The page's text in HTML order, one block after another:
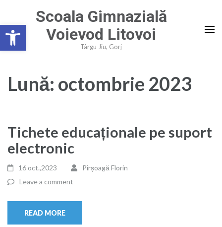
Deschide bara de unelte
content
(Press
Scoala Gimnazială
Voievod Litovoi
Târgu Jiu, Gorj
Lună: octombrie 2023
Tichete educaționale pe suport
electronic
16 oct.,2023
Pîrșoagă Florin
Leave a comment
READ MORE